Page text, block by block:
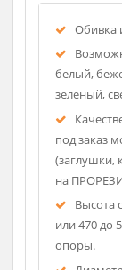
Код вида:
Описание
белый,
зеленый,